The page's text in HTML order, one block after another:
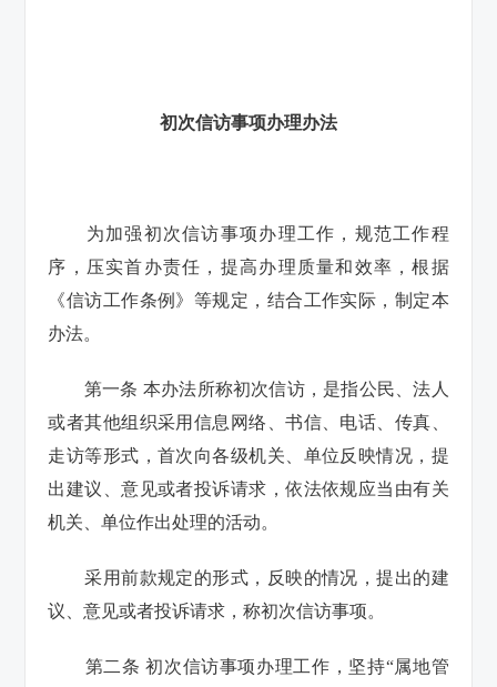
初次信访事项办理办法
为加强初次信访事项办理工作，规范工作程
序，压实首办责任，提高办理质量和效率，根据
《信访工作条例》等规定，结合工作实际，制定本
办法。
第一条 本办法所称初次信访，是指公民、法人
或者其他组织采用信息网络、书信、电话、传真、
走访等形式，首次向各级机关、单位反映情况，提
出建议、意见或者投诉请求，依法依规应当由有关
机关、单位作出处理的活动。
采用前款规定的形式，反映的情况，提出的建
议、意见或者投诉请求，称初次信访事项。
第二条 初次信访事项办理工作，坚持“属地管